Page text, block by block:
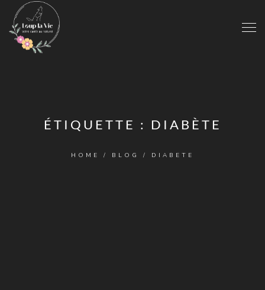
ÉTIQUETTE : DIABÈTE
HOME / BLOG / DIABETE